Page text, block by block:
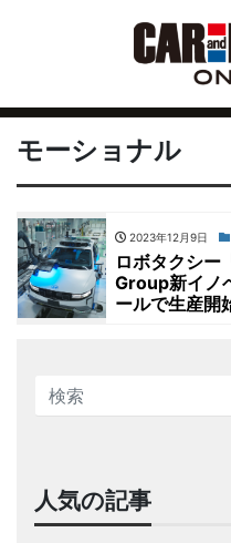
モーショナル
2023年12月9日
ロボタクシ
Group新イノ
ールで生産開
人気の記事